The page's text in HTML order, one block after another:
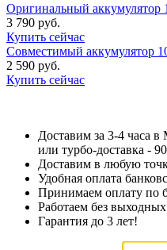
Оригинальный аккумулятор
3 790 руб.
Купить сейчас
Совместимый аккумулятор
2 590 руб.
Купить сейчас
Доставим за 3-4 часа в
или турбо-доставка -
Доставим в любую
Удобная оплата
Принимаем оплату по
Работаем без
Гарантия до 3 лет!